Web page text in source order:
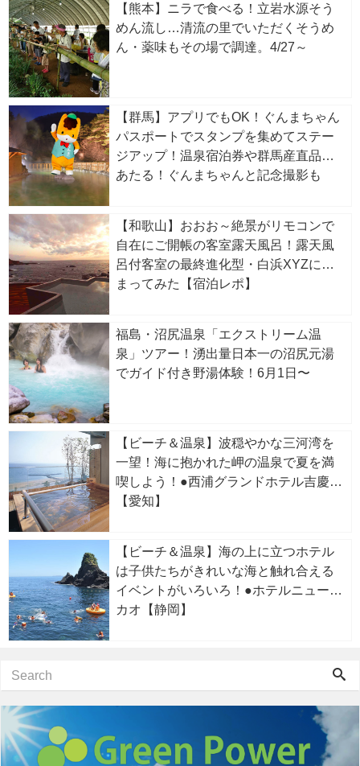
【熊本】ニラで食べる！立岩水源そう
めん流し…清流の里でいただくそうめ
ん・薬味もその場で調達。4/27～
【群馬】アプリでもOK！ぐんまちゃん
パスポートでスタンプを集めてステー
ジアップ！温泉宿泊券や群馬産直品が
あたる！ぐんまちゃんと記念撮影も
【和歌山】おおお～絶景がリモコンで
自在にご開帳の客室露天風呂！露天風
呂付客室の最終進化型・白浜XYZに泊
まってみた【宿泊レポ】
福島・沼尻温泉「エクストリーム温
泉」ツアー！湧出量日本一の沼尻元湯
でガイド付き野湯体験！6月1日〜
【ビーチ＆温泉】波穏やかな三河湾を
一望！海に抱かれた岬の温泉で夏を満
喫しよう！●西浦グランドホテル吉慶
【愛知】
【ビーチ＆温泉】海の上に立つホテル
は子供たちがきれいな海と触れ合える
イベントがいろいろ！●ホテルニューア
カオ【静岡】